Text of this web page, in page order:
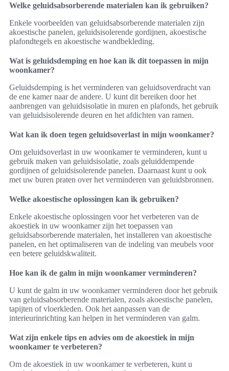
Welke geluidsabsorberende materialen kan ik gebruiken?
Enkele voorbeelden van geluidsabsorberende materialen zijn
akoestische panelen, geluidsisolerende gordijnen, akoestische
plafondtegels en akoestische wandbekleding.
Wat is geluidsdemping en hoe kan ik dit toepassen in mijn
woonkamer?
Geluidsdemping is het verminderen van geluidsoverdracht van
de ene kamer naar de andere. U kunt dit bereiken door het
aanbrengen van geluidsisolatie in muren en plafonds, het gebruik
van geluidsisolerende deuren en het afdichten van ramen.
Wat kan ik doen tegen geluidsoverlast in mijn woonkamer?
Om geluidsoverlast in uw woonkamer te verminderen, kunt u
gebruik maken van geluidsisolatie, zoals geluiddempende
gordijnen of geluidsisolerende panelen. Daarnaast kunt u ook
met uw buren praten over het verminderen van geluidsbronnen.
Welke akoestische oplossingen kan ik gebruiken?
Enkele akoestische oplossingen voor het verbeteren van de
akoestiek in uw woonkamer zijn het toepassen van
geluidsabsorberende materialen, het installeren van akoestische
panelen, en het optimaliseren van de indeling van meubels voor
een betere geluidskwaliteit.
Hoe kan ik de galm in mijn woonkamer verminderen?
U kunt de galm in uw woonkamer verminderen door het gebruik
van geluidsabsorberende materialen, zoals akoestische panelen,
tapijten of vloerkleden. Ook het aanpassen van de
interieurinrichting kan helpen in het verminderen van galm.
Wat zijn enkele tips en advies om de akoestiek in mijn
woonkamer te verbeteren?
Om de akoestiek in uw woonkamer te verbeteren, kunt u